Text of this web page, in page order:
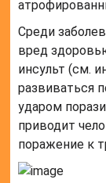
Среди
вред
инсульт (см.
развиваться
ударом
приводит
поражение к